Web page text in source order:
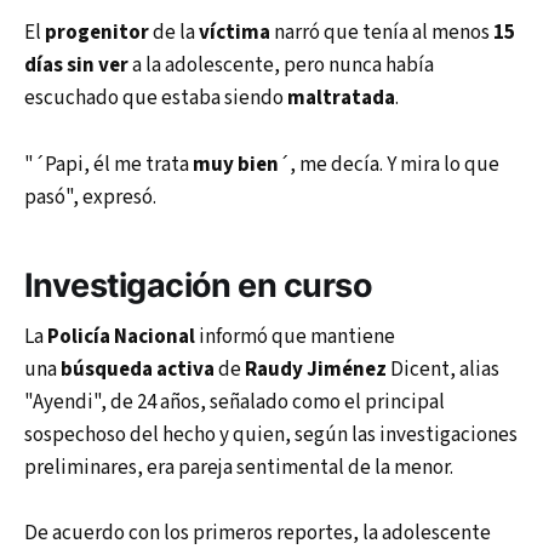
El progenitorde lavíctima narró que tenía al menos 15
días sin vera la adolescente, pero nunca había
escuchado que estaba siendomaltratada.
"´Papi, él me tratamuy bien´, me decía. Y mira lo que
pasó", expresó.
Investigación en curso
LaPolicía Nacionalinformó que mantiene
unabúsqueda activadeRaudy Jiménez Dicent, alias
"Ayendi", de 24 años, señalado como el principal
sospechoso del hecho y quien, según las investigaciones
preliminares, era pareja sentimental de la menor.
De acuerdo con los primeros reportes, la adolescente